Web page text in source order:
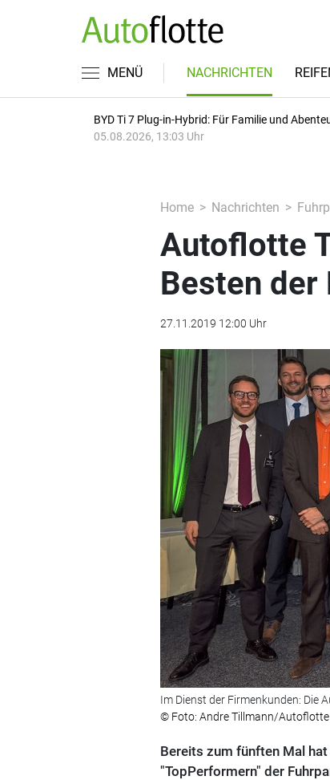
MENÜ NACHRICHTEN
BYD Ti 7 Plug-in-Hybrid: Für Familie und
05.08.2026, 13:03 Uhr
Home Nachrichten
Autoflotte
Besten der
27.11.2019 12:00 Uhr
Im Dienst der Firmenkunden: Die
© Foto: Andre Tillmann/Autoflotte
Bereits zum fünften Mal
"TopPerformern" der